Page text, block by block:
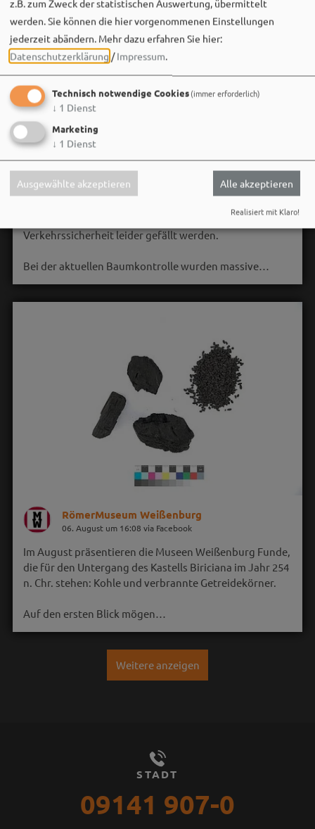
Stadt Weißenburg i.Bay.
06. August um 16:08 via Facebook
🌳 **Verkehrssicherungsmaßnahme am Seeweiher**
Die alte Weide am Seeweiher muss aus Gründen der
Verkehrssicherheit leider gefällt werden.
Bei der aktuellen Baumkontrolle wurden massive…
RömerMuseum Weißenburg
06. August um 16:08 via Facebook
Im August präsentieren die Museen Weißenburg Funde,
die für den Untergang des Kastells Biriciana im Jahr 254
n. Chr. stehen: Kohle und verbrannte Getreidekörner.
Auf den ersten Blick mögen…
Weitere anzeigen
STADT
09141 907-0
z.B. zum Zweck der statistischen Auswertung, übermittelt
werden. Sie können die hier vorgenommenen Einstellungen
jederzeit abändern. Mehr dazu erfahren Sie hier:
Datenschutzerklärung /Impressum.
Technisch notwendige Cookies(immer erforderlich)
↓ 1 Dienst
Marketing
↓ 1 Dienst
Ausgewählte akzeptieren Alle akzeptieren
Realisiert mit Klaro!